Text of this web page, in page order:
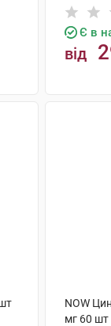
Є в
від
NOW
мг 60 шт